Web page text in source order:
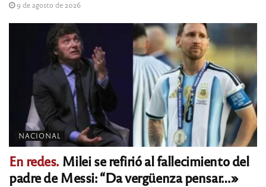
9 de agosto de 2026
NACIONAL
En redes. Milei se refirió al fallecimiento del
padre de Messi: “Da vergüenza pensar…»